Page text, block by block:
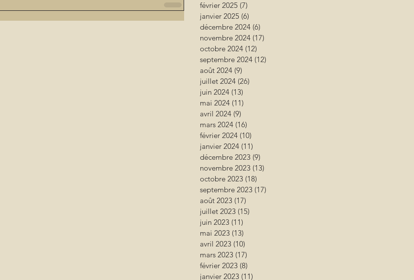
février 2025 (7)
janvier 2025 (6)
décembre 2024 (6)
novembre 2024 (17)
octobre 2024 (12)
septembre 2024 (12)
août 2024 (9)
juillet 2024 (26)
juin 2024 (13)
mai 2024 (11)
avril 2024 (9)
mars 2024 (16)
février 2024 (10)
janvier 2024 (11)
décembre 2023 (9)
novembre 2023 (13)
octobre 2023 (18)
septembre 2023 (17)
août 2023 (17)
juillet 2023 (15)
juin 2023 (11)
mai 2023 (13)
avril 2023 (10)
mars 2023 (17)
février 2023 (8)
janvier 2023 (11)